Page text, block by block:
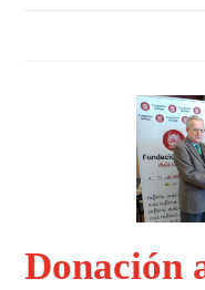
Donación